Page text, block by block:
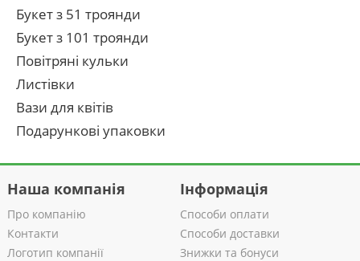
Букет з 51 троянди
Букет з 101 троянди
Повітряні кульки
Листівки
Вази для квітів
Подарункові упаковки
Наша компанія
Про компанію
Контакти
Логотип компанії
Інформація
Способи оплати
Способи доставки
Знижки та бонуси